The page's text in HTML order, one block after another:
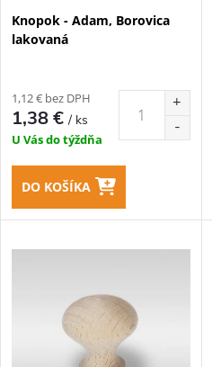
p
o
d
u
k
p
r
o
d
u
k
Knopok - Adam, Borovica
lakovaná
1,12 € bez DPH
1,38 €/ ks
U Vás do týždňa
DO KOŠÍKA